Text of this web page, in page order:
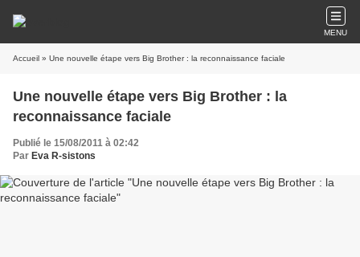
MENU
Accueil » Une nouvelle étape vers Big Brother : la reconnaissance faciale
Une nouvelle étape vers Big Brother : la
reconnaissance faciale
Publié le 15/08/2011 à 02:42
Par Eva R-sistons